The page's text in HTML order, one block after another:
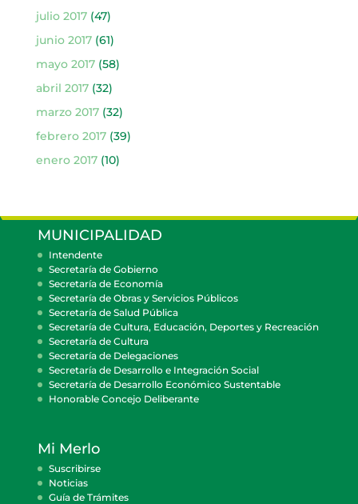
julio 2017(47)
junio 2017(61)
mayo 2017(58)
abril 2017(32)
marzo 2017(32)
febrero 2017(39)
enero 2017(10)
MUNICIPALIDAD
Intendente
Secretaría de Gobierno
Secretaría de Economía
Secretaría de Obras y Servicios Públicos
Secretaría de Salud Pública
Secretaría de Cultura, Educación, Deportes y Recreación
Secretaría de Cultura
Secretaría de Delegaciones
Secretaría de Desarrollo e Integración Social
Secretaría de Desarrollo Económico Sustentable
Honorable Concejo Deliberante
Mi Merlo
Suscribirse
Noticias
Guía de Trámites